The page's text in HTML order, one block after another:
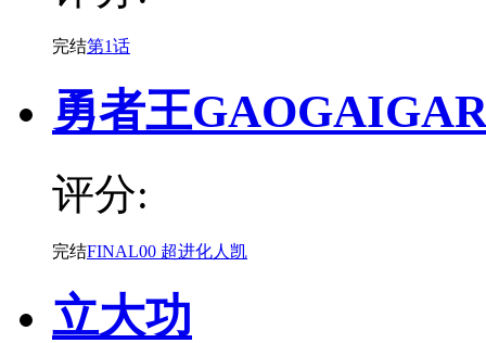
完结第1话
勇者王
评分:
完结FINAL00 超进化人凯
立大功